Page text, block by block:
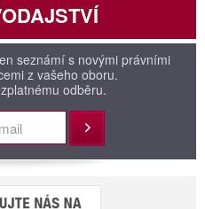
seznámí s novými právními
z vašeho oboru.
odběru.
Přihlásit